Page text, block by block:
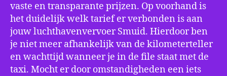
vaste en transparante prijzen. Op voorhand is
het duidelijk welk tarief er verbonden is aan
jouw luchthavenvervoer Smuid. Hierdoor ben
je niet meer afhankelijk van de kilometerteller
en wachttijd wanneer je in de file staat met de
taxi. Mocht er door omstandigheden een iets